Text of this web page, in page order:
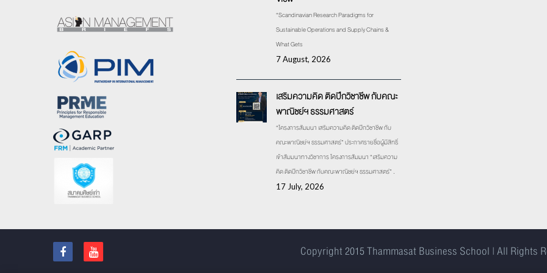
“Scandinavian Research Paradigms for
Sustainable Operations and Supply Chains &
What Gets
7 August, 2026
เสริมความคิด ติดปีกวิชาชีพ กับคณะ
พาณิชย์ฯ ธรรมศาสตร์
“โครงการสัมมนา เสริมความคิด ติดปีกวิชาชีพ กับ
คณะพาณิชย์ฯ ธรรมศาสตร์” ประกาศรายชื่อผู้มีสิทธิ์
เข้าสัมมนาทางวิชาการ โครงการสัมมนา “เสริมความ
คิด ติดปีกวิชาชีพ กับคณะพาณิชย์ฯ ธรรมศาสตร์” .
17 July, 2026
Copyright 2015Thammasat Business School | All Rights